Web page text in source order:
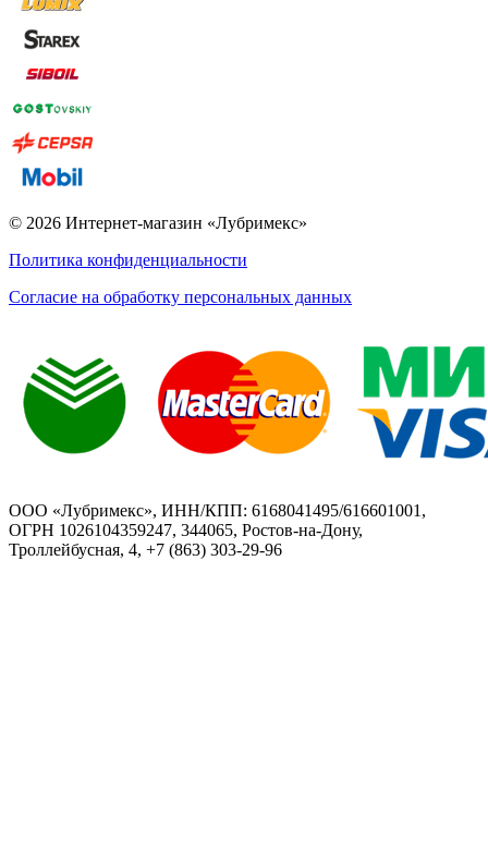
© 2026 Интернет-магазин «Лубримекс»
Политика конфиденциальности
Согласие на обработку персональных данных
ООО «Лубримекс», ИНН/КПП: 6168041495/616601001,
ОГРН 1026104359247, 344065, Ростов-на-Дону,
Троллейбусная, 4, +7 (863) 303-29-96